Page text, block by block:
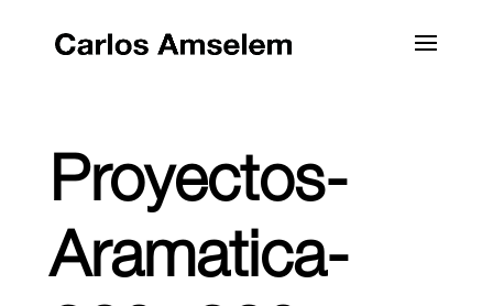
Proyectos-
Aramatica-